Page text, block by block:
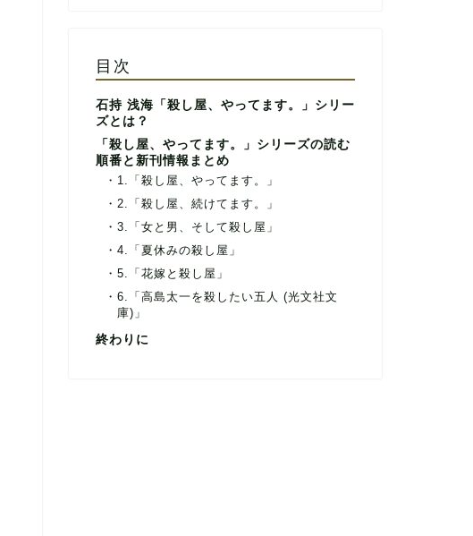
目次
石持 浅海「殺し屋、やってます。」シリー
ズとは？
「殺し屋、やってます。」シリーズの読む
順番と新刊情報まとめ
1.「殺し屋、やってます。」
2.「殺し屋、続けてます。」
3.「女と男、そして殺し屋」
4.「夏休みの殺し屋」
5.「花嫁と殺し屋」
6.「高島太一を殺したい五人 (光文社文
庫)」
終わりに